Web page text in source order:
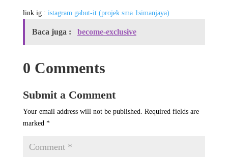
link ig : istagram gabut-it (projek sma 1simanjaya)
Baca juga : become-exclusive
0 Comments
Submit a Comment
Your email address will not be published. Required fields are
marked *